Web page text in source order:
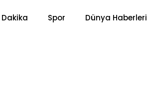
Dakika Spor Dünya Haberleri